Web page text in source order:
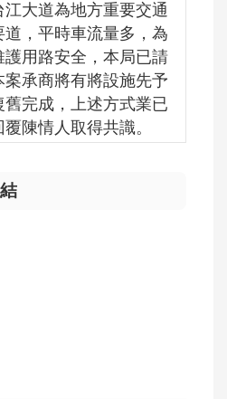
江大道為地方重要交通
道，平時車流量多，為
護用路安全，本局已請
案承商將有將設施先予
舊完成，上述方式業已
覆陳情人取得共識。